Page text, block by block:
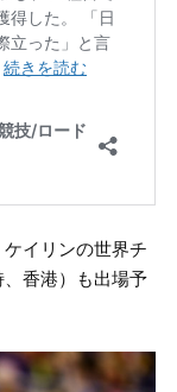
イリンの世界チ
、香港）も出場予